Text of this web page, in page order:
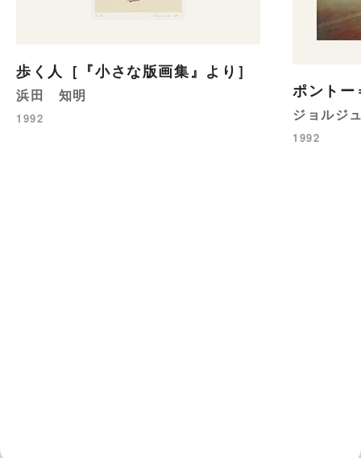
歩く人［『小さな版画集』より］
浜田 知明
1992
ポントー
ジョルジ
1992